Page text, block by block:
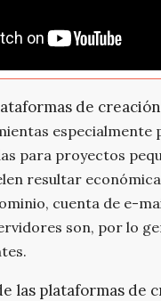
de
para proyectos
resultar
cuenta de e-
son, por lo
las plataformas de